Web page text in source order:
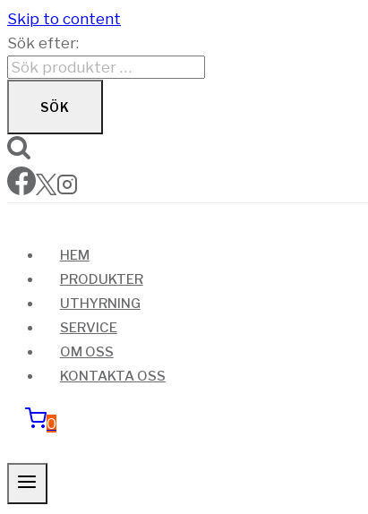
Skip to content
Sök efter:
SÖK
HEM
PRODUKTER
UTHYRNING
SERVICE
OM OSS
KONTAKTA OSS
0